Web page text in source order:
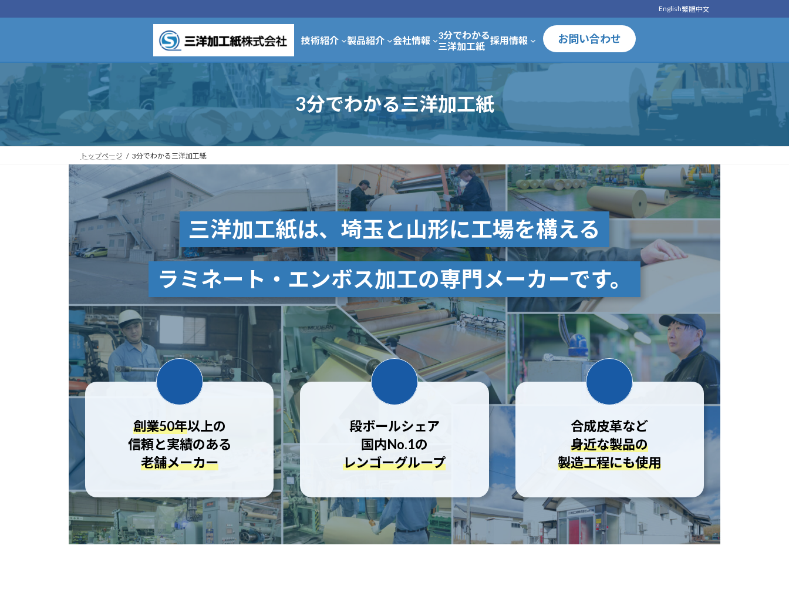
ン
ツ
キ
ッ
プ
ビ
シ
に
移
動
English繁體中文
技術紹介 製品紹介 会社情報
3分でわかる
三洋加工紙
採用情報 お問い合わせ
3分でわかる三洋加工紙
トップページ 3分でわかる三洋加工紙
三洋加工紙は、埼玉と山形に工場を構える
ラミネート・エンボス加工の専門メーカーです。
創業50年以上の
信頼と実績のある
老舗メーカー
段ボールシェア
国内No.1の
レンゴーグループ
合成皮革など
身近な製品の
製造工程にも使用